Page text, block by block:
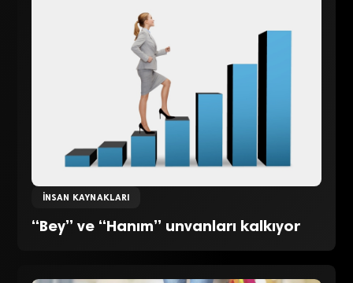
İNSAN KAYNAKLARI
“Bey” ve “Hanım” unvanları kalkıyor